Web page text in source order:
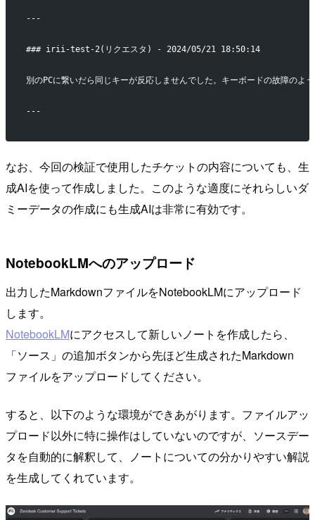
---
### irii-test-2(リクエスタ) - 2024/05/21 18:50:14
別のPCに繋いだら同じキーが反応しませんでした。キーボードの故障のよ
---
なお、今回の検証で使用したチケットの内容についても、生
成AIを使って作成しました。このような適度にそれらしいダ
ミーデータの作成にも生成AIは非常に有効です。
NotebookLMへのアップロード
出力したMarkdownファイルをNotebookLMにアップロード
します。
NotebookLMにアクセスして新しいノートを作成したら、
「ソース」の追加ボタンから先ほど生成されたMarkdown
ファイルをアップロードしてください。
すると、以下のような環境ができあがります。ファイルアッ
プロード以外に特に操作はしていないのですが、ソースデー
タを自動的に解釈して、ノートについての分かりやすい解説
を生成してくれています。